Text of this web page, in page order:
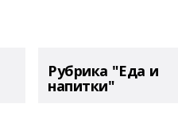
Рубрика "Еда и
напитки"